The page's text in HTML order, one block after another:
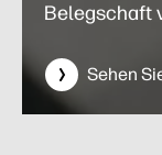
Belegschaft
Sehen